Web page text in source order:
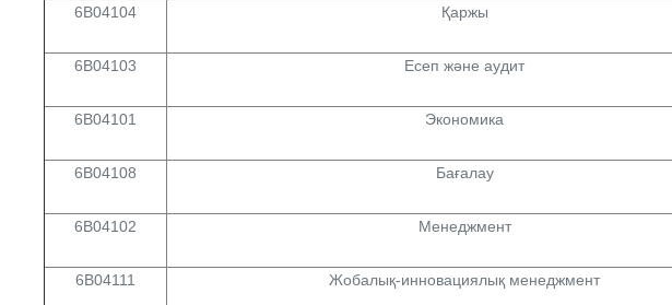
6B04104 Қаржы
6B04103 Есеп және аудит
6B04101 Экономика
6B04108 Бағалау
6B04102 Менеджмент
6B04111 Жобалық-инновациялық менеджмент